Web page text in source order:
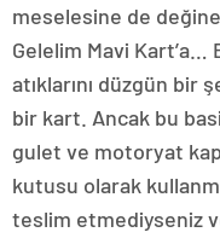
meselesine de
Gelelim Mavi
atıklarını düzgün
bir kart. Ancak bu
gulet ve motoryat
kutusu olarak
teslim etmediyseniz